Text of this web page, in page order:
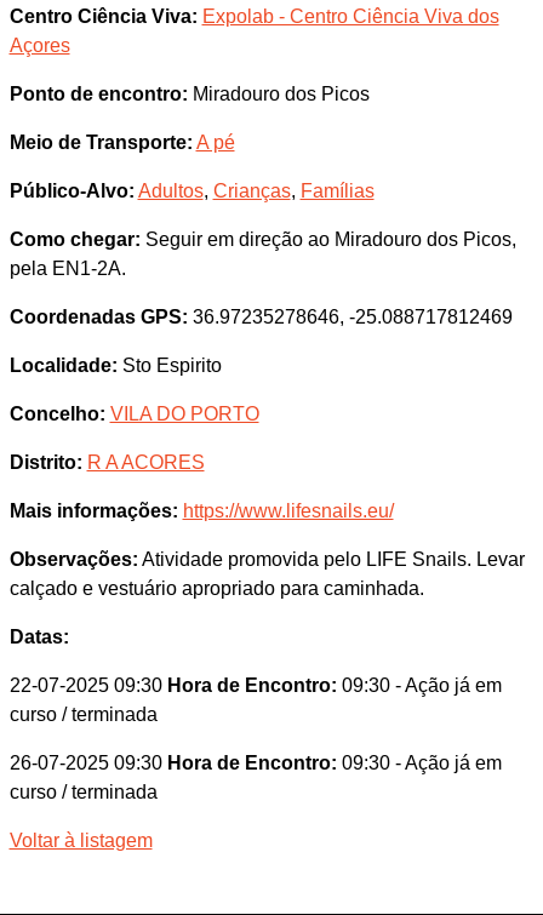
Centro Ciência Viva: Expolab - Centro Ciência Viva dos
Açores
Ponto de encontro: Miradouro dos Picos
Meio de Transporte: A pé
Público-Alvo: Adultos, Crianças, Famílias
Como chegar: Seguir em direção ao Miradouro dos Picos,
pela EN1-2A.
Coordenadas GPS: 36.97235278646, -25.088717812469
Localidade: Sto Espirito
Concelho: VILA DO PORTO
Distrito: R A ACORES
Mais informações: https://www.lifesnails.eu/
Observações: Atividade promovida pelo LIFE Snails. Levar
calçado e vestuário apropriado para caminhada.
Datas:
22-07-2025 09:30 Hora de Encontro: 09:30 - Ação já em
curso / terminada
26-07-2025 09:30 Hora de Encontro: 09:30 - Ação já em
curso / terminada
Voltar à listagem